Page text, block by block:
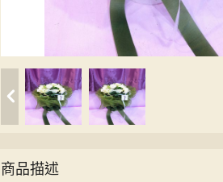
商品描述